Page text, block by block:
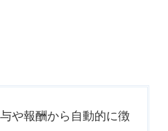
や報酬から自動的に徴